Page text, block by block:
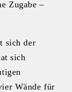
Zugabe –
sich der
sich
Wände für